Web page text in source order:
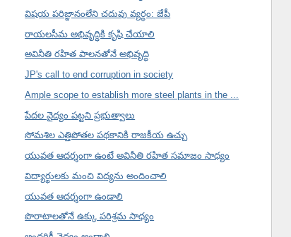
విషయ పరిజ్ఞానంలేని చదువు వ్యర్థం: జేపీ
రాయలసీమ అభివృద్ధికి కృషి చేయాలి
అవినీతి రహిత పాలనతోనే అభివృద్ధి
JP's call to end corruption in society
Ample scope to establish more steel plants in the ...
పేదల వైద్యం పట్టని ప్రభుత్వాలు
సోమశిల ఎత్తిపోతల పథకానికి రాజకీయ ఉచ్చు
యువత ఆదర్శంగా ఉంటే అవినీతి రహిత సమాజం సాధ్యం
విద్యార్థులకు మంచి విద్యను అందించాలి
యువత ఆదర్శంగా ఉండాలి
పొరాటాలతోనే ఉక్కు పరిశ్రమ సాధ్యం